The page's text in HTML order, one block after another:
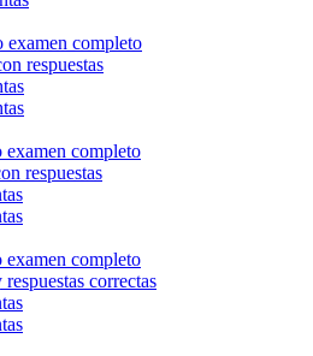
completo
respuestas
completo
respuestas
completo
correctas